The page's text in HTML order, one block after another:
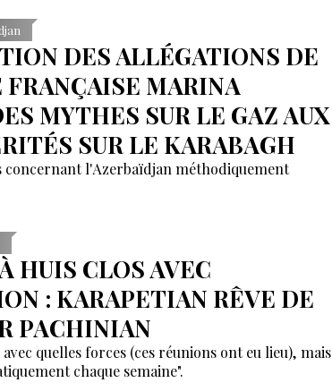
DES ALLÉGATIONS DE
FRANÇAISE MARINA
MYTHES SUR LE GAZ AUX
SUR LE KARABAGH
concernant l'Azerbaïdjan méthodiquement
HUIS CLOS AVEC
: KARAPETIAN RÊVE DE
PACHINIAN
avec quelles forces (ces réunions ont eu lieu), mais
chaque semaine".